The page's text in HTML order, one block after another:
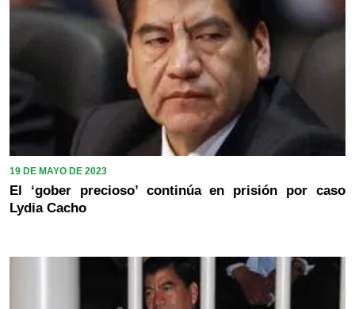
19 DE MAYO DE 2023
El ‘gober precioso’ continúa en prisión por caso
Lydia Cacho